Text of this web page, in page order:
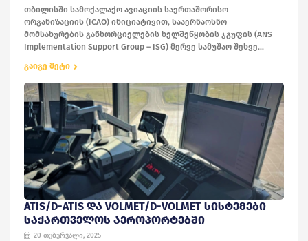
თბილისში სამოქალაქო ავიაციის საერთაშორისო
ორგანიზაციის (ICAO) ინიციატივით, სააერნაოსნო
მომსახურების განხორციელების ხელშეწყობის ჯგუფის (ANS
Implementation Support Group – ISG) მერვე სამუშაო შეხვე...
გაიგე მეტი
ATIS/D-ATIS ᲓᲐ VOLMET/D-VOLMET ᲡᲘᲡᲢᲔᲛᲔᲑᲘ
ᲡᲐᲥᲐᲠᲗᲕᲔᲚᲝᲡ ᲐᲔᲠᲝᲞᲝᲠᲢᲔᲑᲨᲘ
20 თებერვალი, 2025